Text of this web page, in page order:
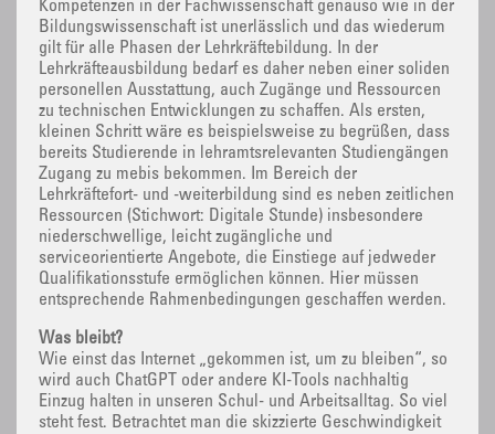
Kompetenzen in der Fachwissenschaft genauso wie in der
Bildungswissenschaft ist unerlässlich und das wiederum
gilt für alle Phasen der Lehrkräftebildung. In der
Lehrkräfteausbildung bedarf es daher neben einer soliden
personellen Ausstattung, auch Zugänge und Ressourcen
zu technischen Entwicklungen zu schaffen. Als ersten,
kleinen Schritt wäre es beispielsweise zu begrüßen, dass
bereits Studierende in lehramtsrelevanten Studiengängen
Zugang zu mebis bekommen. Im Bereich der
Lehrkräftefort- und -weiterbildung sind es neben zeitlichen
Ressourcen (Stichwort: Digitale Stunde) insbesondere
niederschwellige, leicht zugängliche und
serviceorientierte Angebote, die Einstiege auf jedweder
Qualifikationsstufe ermöglichen können. Hier müssen
entsprechende Rahmenbedingungen geschaffen werden.
Was bleibt?
Wie einst das Internet „gekommen ist, um zu bleiben“, so
wird auch ChatGPT oder andere KI-Tools nachhaltig
Einzug halten in unseren Schul- und Arbeitsalltag. So viel
steht fest. Betrachtet man die skizzierte Geschwindigkeit